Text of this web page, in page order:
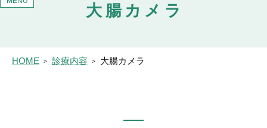
HOME 診療内容 大腸カメラ
大腸カメラ